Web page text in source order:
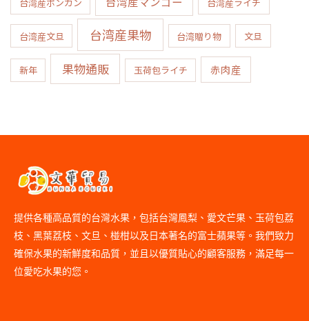
台湾産文旦 台湾産果物 台湾贈り物 文旦
新年 果物通販 玉荷包ライチ 赤肉産
提供各種高品質的台灣水果，包括台灣鳳梨、愛文芒果、玉荷包荔
枝、黑葉荔枝、文旦、椪柑以及日本著名的富士蘋果等。我們致力
確保水果的新鮮度和品質，並且以優質貼心的顧客服務，滿足每一
位愛吃水果的您。